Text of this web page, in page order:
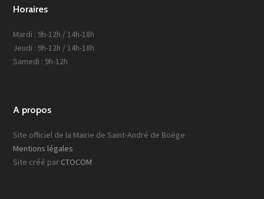
Horaires
Mardi : 9h-12h / 14h-18h
Jeudi : 9h-12h / 14h-18h
Samedi : 9h-12h
A propos
Site officiel de la Mairie de Saint-André de Boëge
Mentions légales
Site créé par CTOCOM